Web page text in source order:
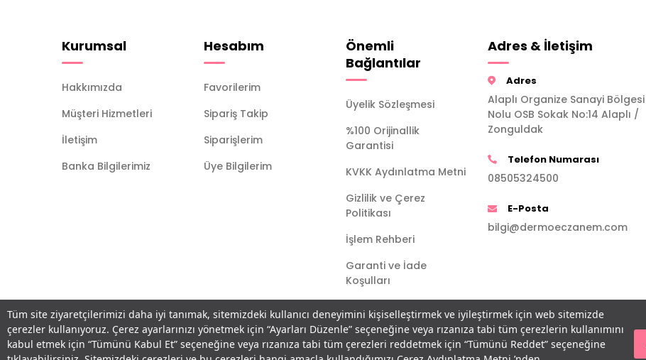
Tüm site ziyaretçilerimizi daha iyi tanımak, sitemizdeki kullanıcı deneyimini kişiselleştirmek ve iyileştirmek için web sitemizde
çerezler kullanıyoruz. Çerez ayarlarınızı yönetmek için “Ayarları Düzenle” seçeneğine veya rızanıza tabi tüm çerezlerin kullanımını
kabul etmek için “Tümünü Kabul Et” seçeneğine veya rızanıza tabi tüm çerezleri reddetmek için “Tümünü Reddet” seçeneğine
Kurumsal
Hakkımızda
Müşteri Hizmetleri
İletişim
Banka Bilgilerimiz
Hesabım
Favorilerim
Sipariş Takip
Siparişlerim
Üye Bilgilerim
Önemli
Bağlantılar
Üyelik Sözleşmesi
%100 Orijinallik
Garantisi
KVKK Aydınlatma Metni
Gizlilik ve Çerez
Politikası
İşlem Rehberi
Garanti ve İade
Koşulları
Adres & İletişim
Adres
Alaplı Organize Sanayi
Nolu OSB Sokak No:14 Alaplı /
Zonguldak
Telefon Numarası
08505324500
E-Posta
bilgi@dermoeczanem.com